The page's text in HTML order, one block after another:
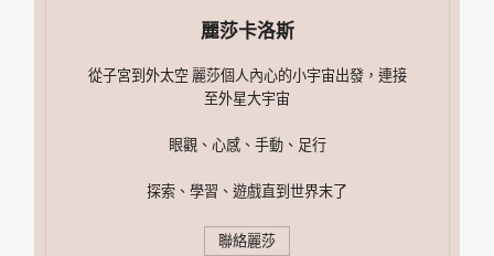
麗莎卡洛斯
從子宮到外太空 麗莎個人內心的小宇宙出發，連接
至外星大宇宙
眼觀、心感、手動、足行
探索、學習、遊戲直到世界末了
聯絡麗莎